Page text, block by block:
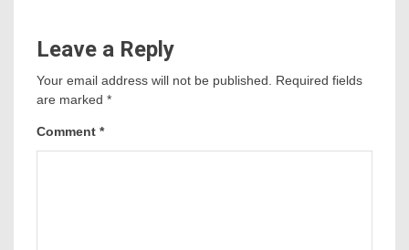
Leave a Reply
Your email address will not be published. Required fields
are marked *
Comment *